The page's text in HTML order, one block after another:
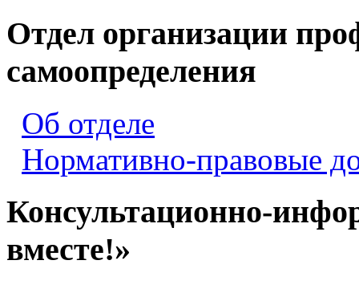
Отдел организации
самоопределения
Об отделе
Нормативно-правовые
Консультационно-
вместе!»